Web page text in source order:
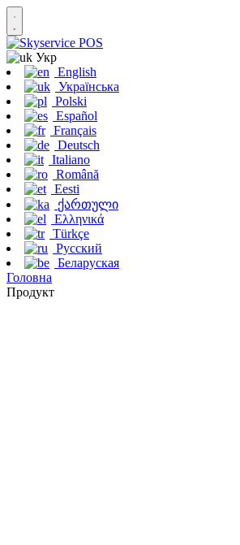
Укр
English
Українська
Polski
Español
Français
Deutsch
Italiano
Română
Eesti
ქართული
Ελληνικά
Türkçe
Русский
Беларуская
Головна
Продукт